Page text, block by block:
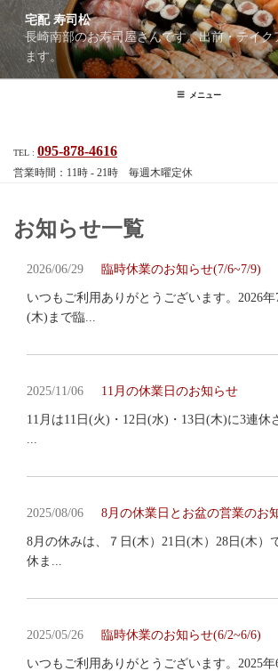
コ
テ
宅配 寿司松
長崎南部のお寿司屋さんです。出前・テイク
ます。
メニュー
TEL : 095-878-4616
営業時間：11時 - 21時 毎週木曜定休
お知らせ一覧
2026/06/29 臨時休業のお知らせ(7/6~7/9)
いつもご利用ありがとうございます。2026年
(木)まで臨...
2025/11/06 11月の休業日のお知らせ
11月は11日(火)・12日(水)・13日(木)に3連休
2025/08/06 8月の休業日とお盆の営業のお
8月の休みは、７日(木）21日(木）28日(木）
休ま...
2025/05/26 臨時休業のお知らせ(6/2~6/6)
いつもご利用ありがとうございます。2025年